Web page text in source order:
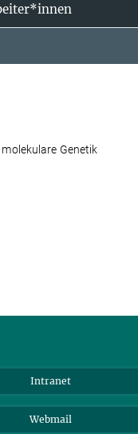
Genetik
Intranet
Webmail